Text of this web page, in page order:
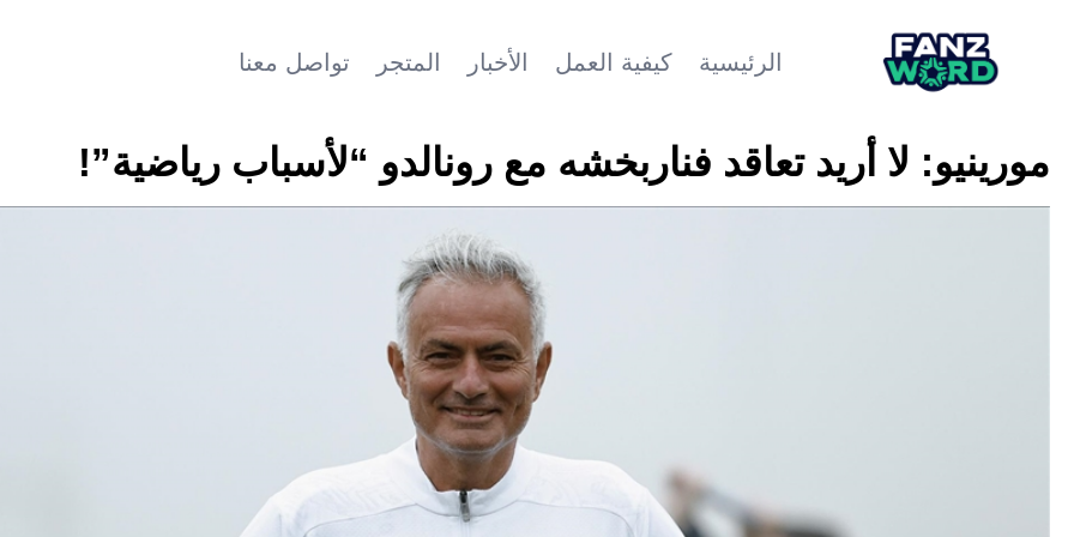
الرئيسية كيفية العمل الأخبار المتجر تواصل معنا
مورينيو: لا أريد تعاقد فناربخشه مع رونالدو “لأسباب رياضية”!